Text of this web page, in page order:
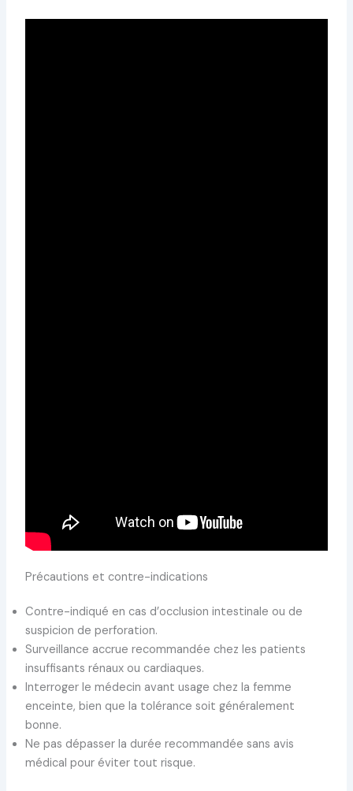
Précautions et contre-indications
Contre-indiqué en cas d’occlusion intestinale ou de
suspicion de perforation.
Surveillance accrue recommandée chez les patients
insuffisants rénaux ou cardiaques.
Interroger le médecin avant usage chez la femme
enceinte, bien que la tolérance soit généralement
bonne.
Ne pas dépasser la durée recommandée sans avis
médical pour éviter tout risque.